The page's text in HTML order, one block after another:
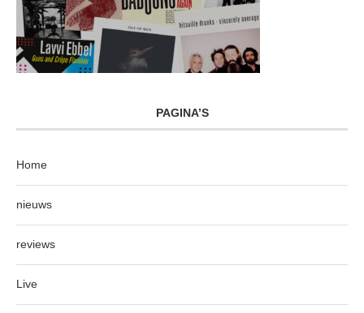
PAGINA’S
Home
nieuws
reviews
Live